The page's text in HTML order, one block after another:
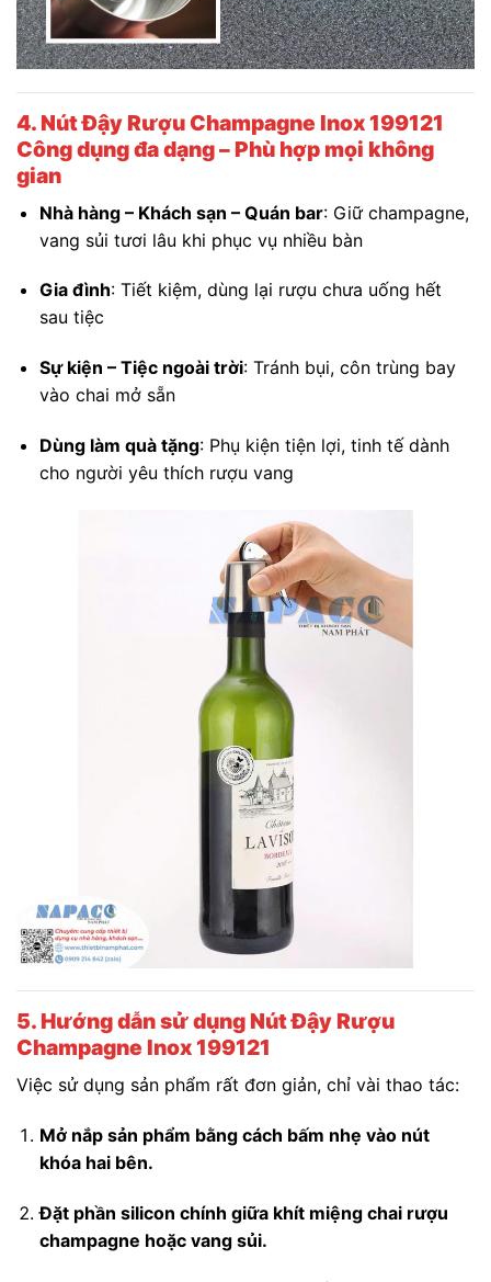
4. Nút Đậy Rượu Champagne Inox 199121
Công dụng đa dạng – Phù hợp mọi không
gian
Nhà hàng – Khách sạn – Quán bar: Giữ champagne,
vang sủi tươi lâu khi phục vụ nhiều bàn
Gia đình: Tiết kiệm, dùng lại rượu chưa uống hết
sau tiệc
Sự kiện – Tiệc ngoài trời: Tránh bụi, côn trùng bay
vào chai mở sẵn
Dùng làm quà tặng: Phụ kiện tiện lợi, tinh tế dành
cho người yêu thích rượu vang
5. Hướng dẫn sử dụng Nút Đậy Rượu
Champagne Inox 199121
Việc sử dụng sản phẩm rất đơn giản, chỉ vài thao tác:
Mở nắp sản phẩm bằng cách bấm nhẹ vào nút
khóa hai bên.
Đặt phần silicon chính giữa khít miệng chai rượu
champagne hoặc vang sủi.